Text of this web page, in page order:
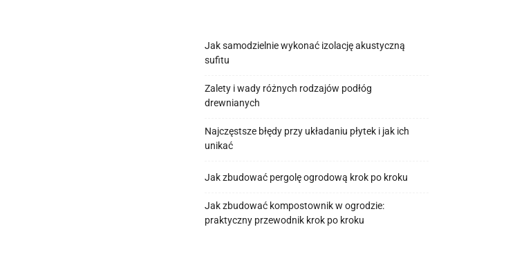
Jak samodzielnie wykonać izolację akustyczną
sufitu
Zalety i wady różnych rodzajów podłóg
drewnianych
Najczęstsze błędy przy układaniu płytek i jak ich
unikać
Jak zbudować pergolę ogrodową krok po kroku
Jak zbudować kompostownik w ogrodzie:
praktyczny przewodnik krok po kroku